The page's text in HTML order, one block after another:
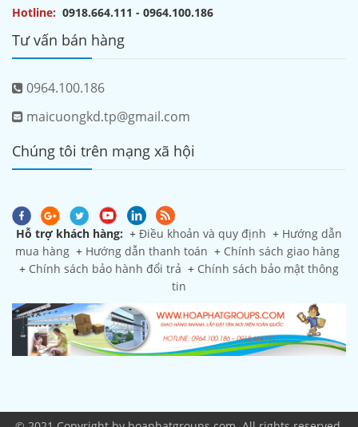
Hotline: 0918.664.111 - 0964.100.186
Tư vấn bán hàng
0964.100.186
maicuongkd.tp@gmail.com
Chúng tôi trên mạng xã hội
Hỗ trợ khách hàng: + Điều khoản và quy định + Hướng dẫn
mua hàng + Hướng dẫn thanh toán + Chính sách giao hàng
+ Chính sách bảo hành đổi trả + Chính sách bảo mật thông
tin